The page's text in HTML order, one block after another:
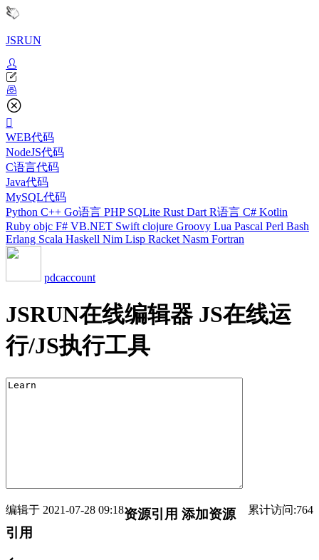
JSRUN
WEB代码
NodeJS代码
C语言代码
Java代码
MySQL代码
Python C++ Go语言 PHP SQLite Rust Dart R语言 C# Kotlin
Ruby objc F# VB.NET Swift clojure Groovy Lua Pascal Perl Bash
Erlang Scala Haskell Nim Lisp Racket Nasm Fortran
pdcaccount
JSRUN在线编辑器 JS在线运
行/JS执行工具
编辑于 2021-07-28 09:18 累计访问:764
资源引用 添加资源
引用